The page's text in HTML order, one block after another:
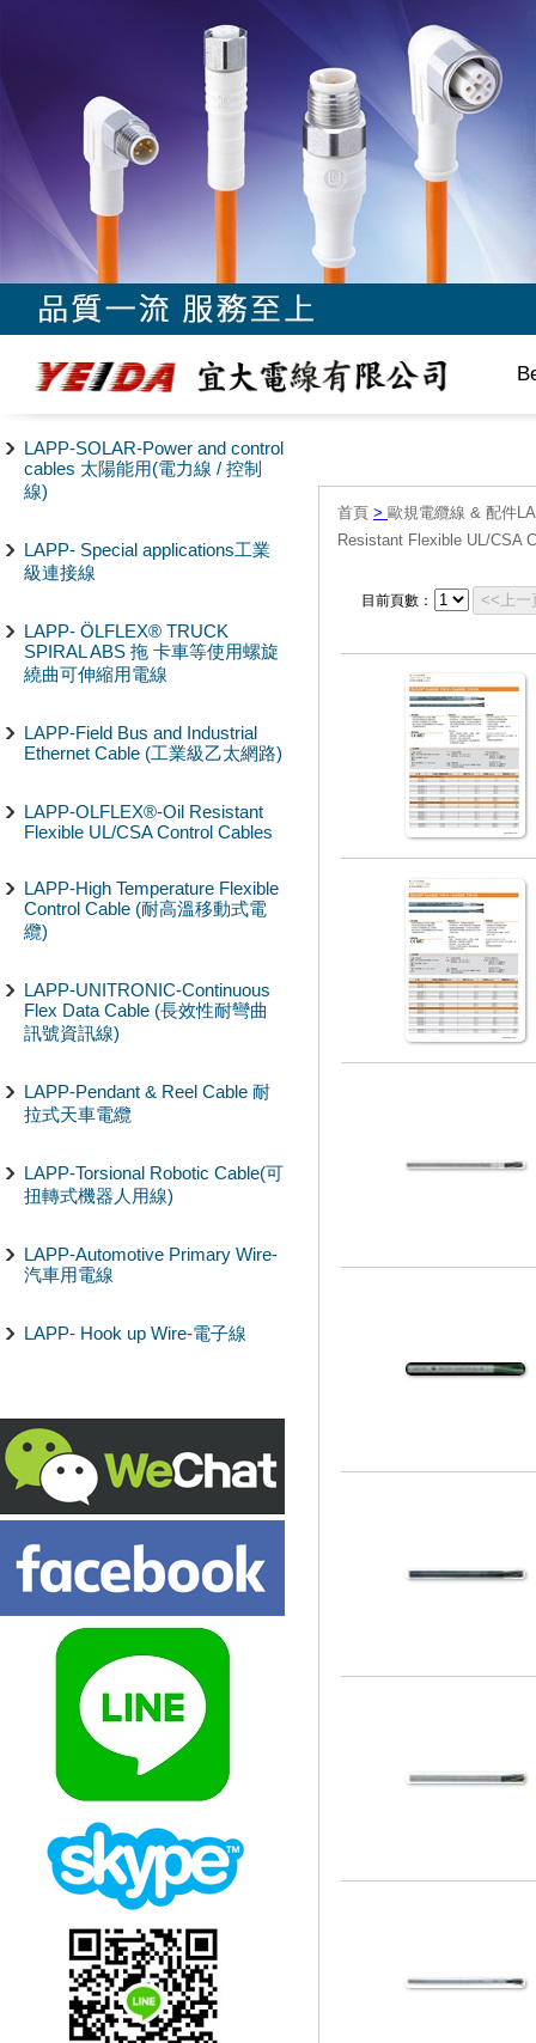
LAPP-SOLAR-Power and control
cables 太陽能用(電力線 / 控制
線)
LAPP- Special applications工業
級連接線
LAPP- ÖLFLEX® TRUCK
SPIRAL ABS 拖 卡車等使用螺旋
繞曲可伸縮用電線
LAPP-Field Bus and Industrial
Ethernet Cable (工業級乙太網路)
LAPP-OLFLEX®-Oil Resistant
Flexible UL/CSA Control Cables
LAPP-High Temperature Flexible
Control Cable (耐高溫移動式電
纜)
LAPP-UNITRONIC-Continuous
Flex Data Cable (長效性耐彎曲
訊號資訊線)
LAPP-Pendant & Reel Cable 耐
拉式天車電纜
LAPP-Torsional Robotic Cable(可
扭轉式機器人用線)
LAPP-Automotive Primary Wire-
汽車用電線
LAPP- Hook up Wire-電子線
首頁 > 歐規電纜線 & 配件
Resistant Flexible UL/CSA
目前頁數： <<上一